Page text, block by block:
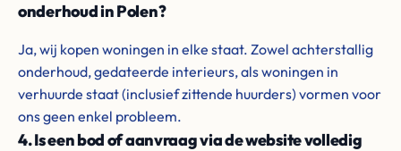
onderhoud in Polen?
Ja, wij kopen woningen in elke staat. Zowel achterstallig
onderhoud, gedateerde interieurs, als woningen in
verhuurde staat (inclusief zittende huurders) vormen voor
ons geen enkel probleem.
4. Is een bod of aanvraag via de website volledig